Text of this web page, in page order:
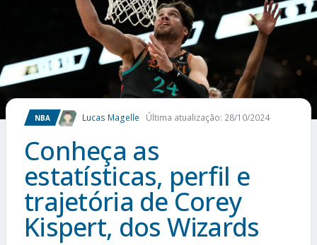
FUTEBOL INTERNACIONAL
COMO APOSTAR
MAIS ESPORTES
NBA Lucas Magelle Última atualização: 28/10/2024
Conheça as
estatísticas, perfil e
trajetória de Corey
Kispert, dos Wizards